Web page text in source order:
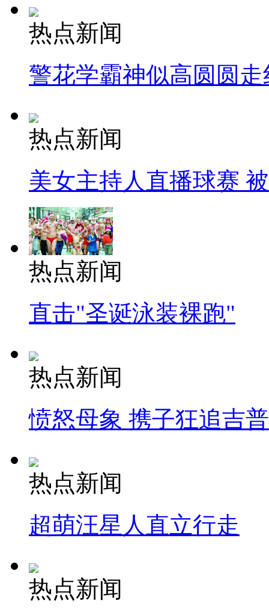
热点新闻
警花学霸神似高圆圆走
热点新闻
美女主持人直播球赛
热点新闻
直击"圣诞泳装裸跑"
热点新闻
愤怒母象 携子狂追吉
热点新闻
超萌汪星人直立行走
热点新闻